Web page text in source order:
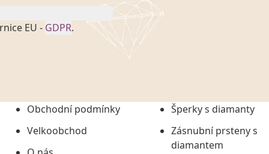
EU - GDPR.
č. 101/2000 Sb. v
uchováním veškerých
údajů či jako jeho
informací, nejdéle
Obchodní podmínky
Velkoobchod
Šperky s diamanty
Zásnubní prsteny s
diamantem